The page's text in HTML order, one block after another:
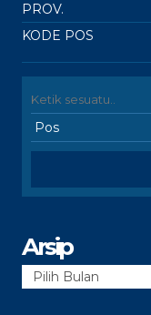
PROV.
KODE POS
Arsip
Arsip